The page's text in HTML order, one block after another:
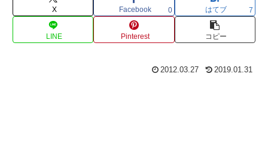
X Facebook 0 はてブ 7
LINE Pinterest コピー
2012.03.27 2019.01.31